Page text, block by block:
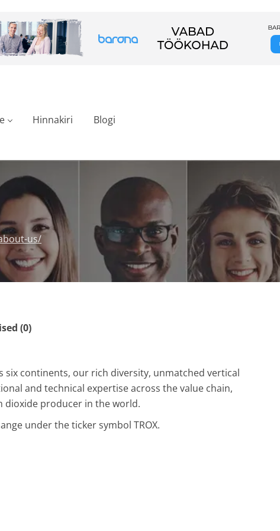
Hinnakiri Blogi
us/
(0)
six continents, our rich diversity, unmatched vertical
and technical expertise across the value chain,
producer in the world.
under the ticker symbol TROX.